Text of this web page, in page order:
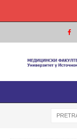
МЕДИЦИНСКИ